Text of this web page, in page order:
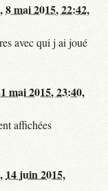
8 mai 2015, 22:42,
avec qui j ai joué
mai 2015, 23:40,
affichées
14 juin 2015,